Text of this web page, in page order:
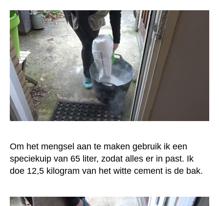
Om het mengsel aan te maken gebruik ik een
speciekuip van 65 liter, zodat alles er in past. Ik
doe 12,5 kilogram van het witte cement is de bak.